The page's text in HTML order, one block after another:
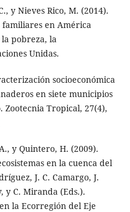
y Nieves Rico, M. (2014).
en América
la pobreza, la
Unidas.
socioeconómica
en siete municipios
Zootecnia Tropical, 27(4),
y Quintero, H. (2009).
en la cuenca del
J. C. Camargo, J.
y C. Miranda (Eds.).
la Ecorregión del Eje